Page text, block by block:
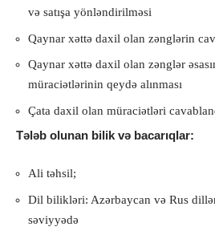
və satışa yönləndirilməsi
Qaynar xəttə daxil olan zənglərin
Qaynar xəttə daxil olan zənglər
müraciətlərinin qeydə alınması
Çata daxil olan müraciətləri
Tələb olunan bilik və bacarıqlar:
Ali təhsil;
Dil bilikləri: Azərbaycan və Rus
səviyyədə